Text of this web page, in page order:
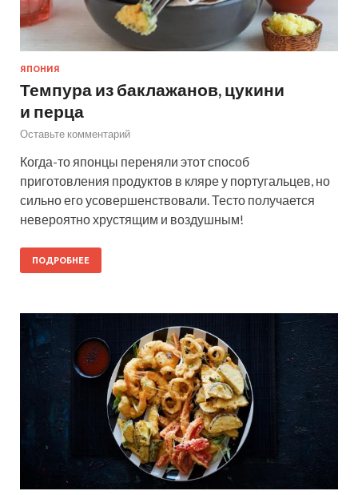
ЯПОНИЯ
Темпура из баклажанов, цукини
и перца
Оставьте комментарий
Когда-то японцы переняли этот способ
приготовления продуктов в кляре у португальцев, но
сильно его усовершенствовали. Тесто получается
невероятно хрустящим и воздушным!
ПОДРОБНЕЕ